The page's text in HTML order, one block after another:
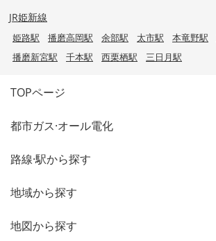
JR姫新線
姫路駅 播磨高岡駅 余部駅 太市駅 本竜野駅
播磨新宮駅
千本駅 西栗栖駅 三日月駅
TOPページ
都市ガス·オール電化
路線·駅から探す
地域から探す
地図から探す